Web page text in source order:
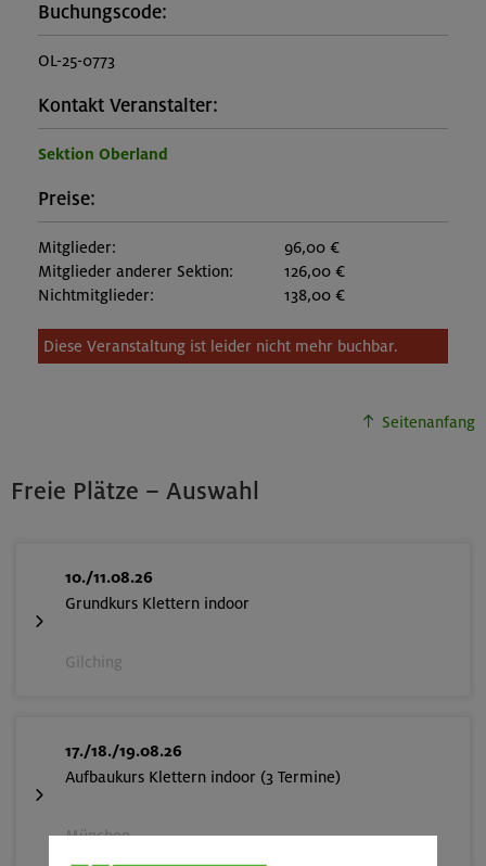
Buchungscode:
OL-25-0773
Kontakt Veranstalter:
Sektion Oberland
Preise:
Mitglieder:
96,00 €
Mitglieder anderer Sektion:
126,00 €
Nichtmitglieder:
138,00 €
Diese Veranstaltung ist leider nicht mehr buchbar.
Seitenanfang
Freie Plätze – Auswahl
10./11.08.26
Grundkurs Klettern indoor
Gilching
17./18./19.08.26
Aufbaukurs Klettern indoor (3 Termine)
München